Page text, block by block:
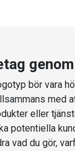
bör vara
med
eller
potentiella
vad du gör,